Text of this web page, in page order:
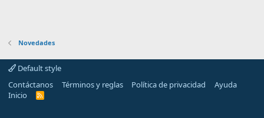
Novedades
Default style
Contáctanos
Términos y reglas Política de privacidad
Ayuda
Inicio
R